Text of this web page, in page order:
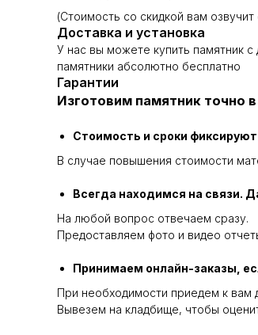
(Стоимость со скидкой вам
Доставка и установка
У нас вы можете купить памятник с
памятники абсолютно бесплатно
Гарантии
Изготовим памятник точно
Стоимость и сроки
В случае повышения стоимости
Всегда находимся на связи.
На любой вопрос отвечаем сразу.
Предоставляем фото и видео
Принимаем онлайн-заказы,
При необходимости приедем к вам
Вывезем на кладбище, чтобы